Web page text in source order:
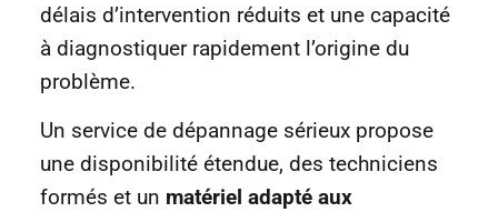
délais d’intervention réduits et une capacité
à diagnostiquer rapidement l’origine du
problème.
Un service de dépannage sérieux propose
une disponibilité étendue, des techniciens
formés et un matériel adapté aux